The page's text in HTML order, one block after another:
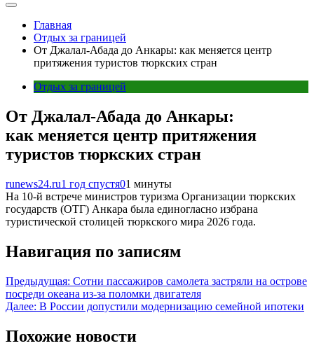
Главная
Отдых за границей
От Джалал-Абада до Анкары: как меняется центр
притяжения туристов тюркских стран
Отдых за границей
От Джалал-Абада до Анкары:
как меняется центр притяжения
туристов тюркских стран
runews24.ru1 год спустя01 минуты
На 10-й встрече министров туризма Организации тюркских
государств (ОТГ) Анкара была единогласно избрана
туристической столицей тюркского мира 2026 года.
Навигация по записям
Предыдущая: Сотни пассажиров самолета застряли на острове
посреди океана из-за поломки двигателя
Далее: В России допустили модернизацию семейной ипотеки
Похожие новости